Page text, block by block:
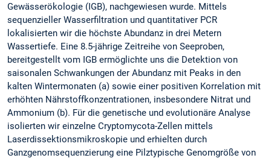
Gewässerökologie (IGB), nachgewiesen wurde. Mittels
sequenzieller Wasserfiltration und quantitativer PCR
lokalisierten wir die höchste Abundanz in drei Metern
Wassertiefe. Eine 8.5-jährige Zeitreihe von Seeproben,
bereitgestellt vom IGB ermöglichte uns die Detektion von
saisonalen Schwankungen der Abundanz mit Peaks in den
kalten Wintermonaten (a) sowie einer positiven Korrelation mit
erhöhten Nährstoffkonzentrationen, insbesondere Nitrat und
Ammonium (b). Für die genetische und evolutionäre Analyse
isolierten wir einzelne Cryptomycota-Zellen mittels
Laserdissektionsmikroskopie und erhielten durch
Ganzgenomsequenzierung eine Pilztypische Genomgröße von